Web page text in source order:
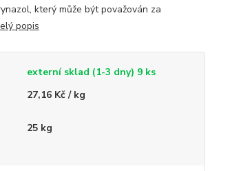
který může být považován za
popis
externí sklad (1-3 dny) 9 ks
27,16 Kč / kg
25 kg